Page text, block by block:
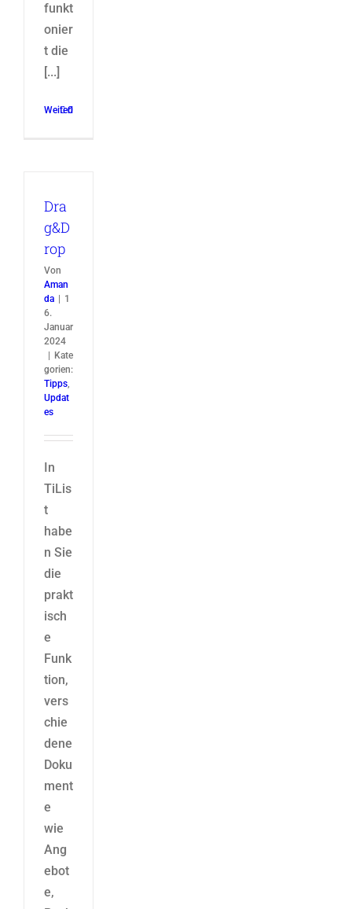
funkt
onier
t die
[...]
Weiterlesen
0
Dra
g&D
rop
Von
Aman
da
1
6.
Januar
2024
Kate
gorien:
Tipps,
Updat
es
In
TiLis
t
habe
n Sie
die
prakt
isch
e
Funk
tion,
vers
chie
dene
Doku
ment
e
wie
Ang
ebot
e,